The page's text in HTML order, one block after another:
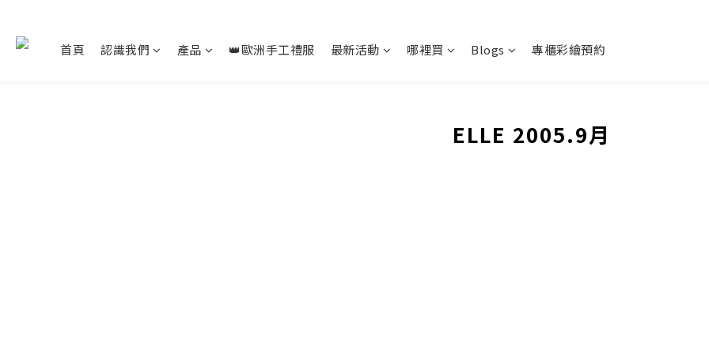
首頁 認識我們 產品 👑歐洲手工禮服 最新活動 哪裡買 Blogs 專櫃彩繪預約
ELLE 2005.9月